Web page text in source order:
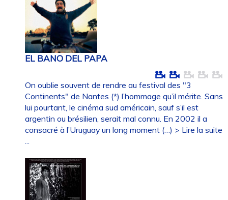
EL BANO DEL PAPA
On oublie souvent de rendre au festival des "3
Continents" de Nantes (*) l’hommage qu’il mérite. Sans
lui pourtant, le cinéma sud américain, sauf s’il est
argentin ou brésilien, serait mal connu. En 2002 il a
consacré à l’Uruguay un long moment (…) > Lire la suite